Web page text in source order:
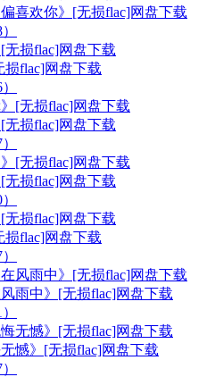
喜欢你》[无损flac]网盘下载
flac]网盘下载
损flac]网盘下载
损flac]网盘下载
flac]网盘下载
雨中》[无损flac]网盘下载
憾》[无损flac]网盘下载